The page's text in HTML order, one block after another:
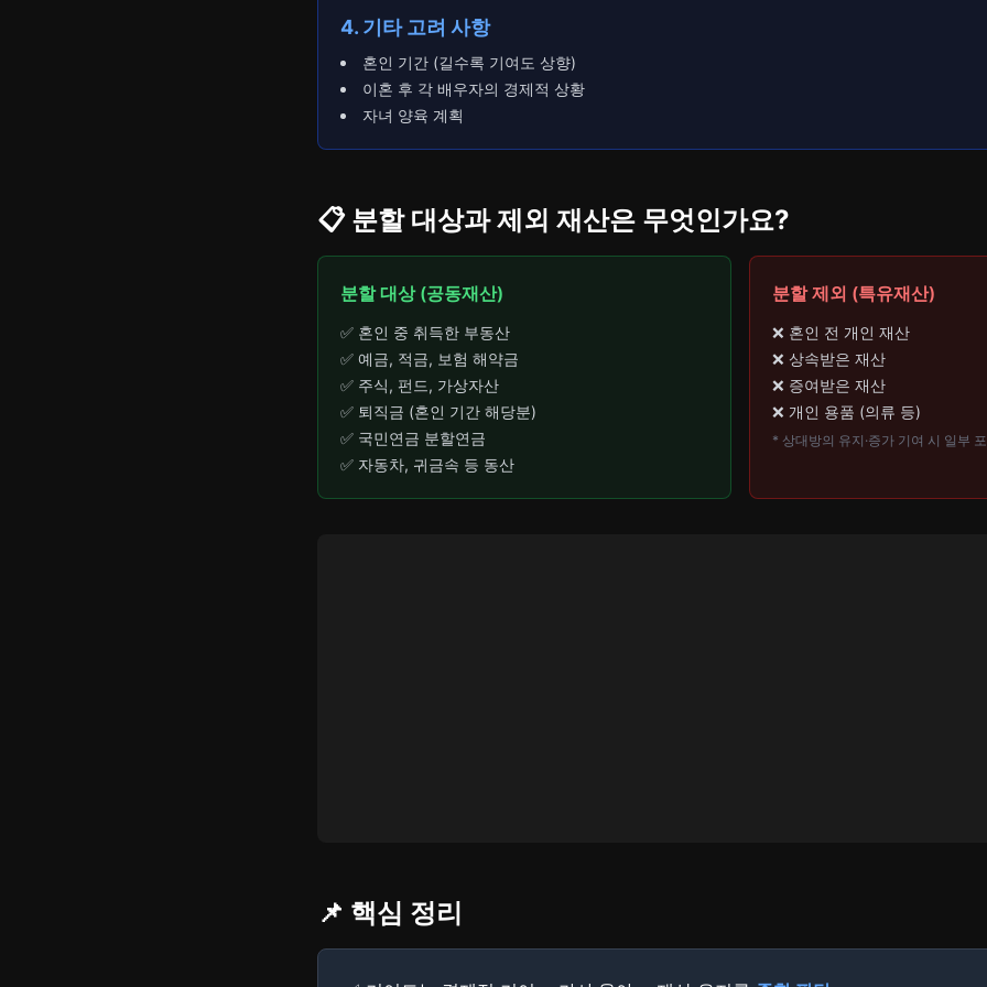
4. 기타 고려 사항
혼인 기간 (길수록 기여도 상향)
이혼 후 각 배우자의 경제적 상황
자녀 양육 계획
📋 분할 대상과 제외 재산은 무엇인가요?
분할 대상 (공동재산)
✅ 혼인 중 취득한 부동산
✅ 예금, 적금, 보험 해약금
✅ 주식, 펀드, 가상자산
✅ 퇴직금 (혼인 기간 해당분)
✅ 국민연금 분할연금
✅ 자동차, 귀금속 등 동산
분할 제외 (특유재산)
❌ 혼인 전 개인 재산
❌ 상속받은 재산
❌ 증여받은 재산
❌ 개인 용품 (의류 등)
* 상대방의 유지·증가 기여 시 일부
📌 핵심 정리